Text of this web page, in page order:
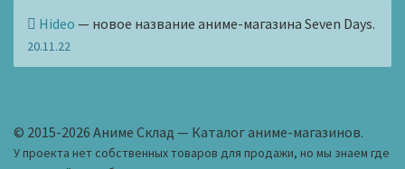
Hideo — новое название аниме-магазина Seven Days.
20.11.22
© 2015-2026 Аниме Склад — Каталог аниме-магазинов.
У проекта нет собственных товаров для продажи, но мы знаем где